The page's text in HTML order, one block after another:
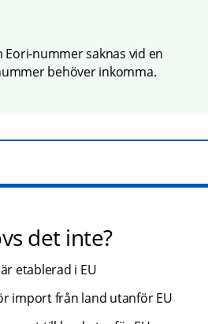
nummer saknas vid en
behöver inkomma.
det inte?
etablerad i EU
import från land utanför EU